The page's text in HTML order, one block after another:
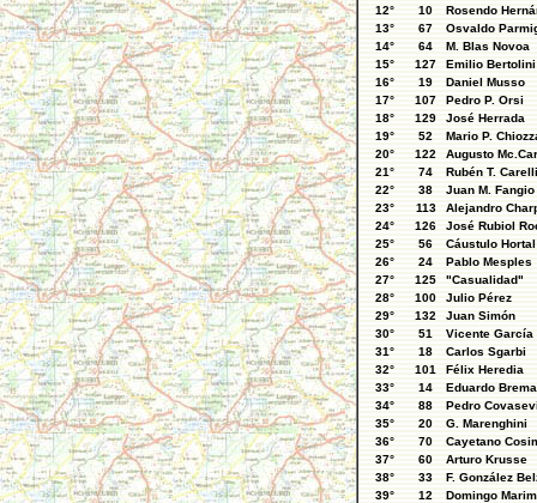
12°
10
Rosendo
13°
67
Osvaldo
14°
64
M. Blas Novoa
15°
127
Emilio Bertolini
16°
19
Daniel Musso
17°
107
Pedro P. Orsi
18°
129
José Herrada
19°
52
Mario P.
20°
122
Augusto
21°
74
Rubén T. Carelli
22°
38
Juan M. Fangio
23°
113
Alejandro
24°
126
José Rubiol
25°
56
Cáustulo Hortal
26°
24
Pablo Mesples
27°
125
"Casualidad"
28°
100
Julio Pérez
29°
132
Juan Simón
30°
51
Vicente García
31°
18
Carlos Sgarbi
32°
101
Félix Heredia
33°
14
Eduardo Brema
34°
88
Pedro
35°
20
G. Marenghini
36°
70
Cayetano
37°
60
Arturo Krusse
38°
33
F. González
39°
12
Domingo